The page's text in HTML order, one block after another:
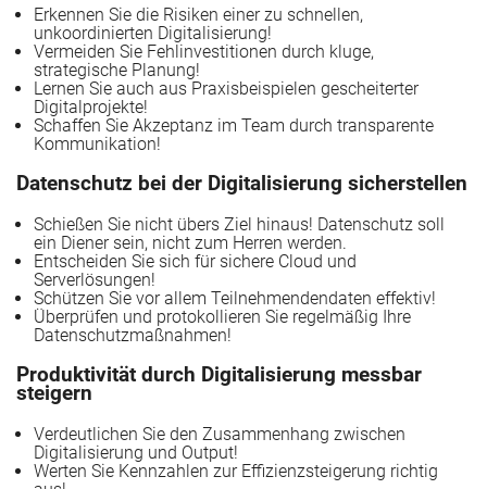
Unternehmen
Erkennen Sie die Risiken einer zu schnellen,
unkoordinierten Digitalisierung!
Vermeiden Sie Fehlinvestitionen durch kluge,
strategische Planung!
Lernen Sie auch aus Praxisbeispielen gescheiterter
Digitalprojekte!
Schaffen Sie Akzeptanz im Team durch transparente
Kommunikation!
Datenschutz bei der Digitalisierung sicherstellen
Schießen Sie nicht übers Ziel hinaus! Datenschutz soll
ein Diener sein, nicht zum Herren werden.
Entscheiden Sie sich für sichere Cloud und
Serverlösungen!
Schützen Sie vor allem Teilnehmendendaten effektiv!
Überprüfen und protokollieren Sie regelmäßig Ihre
Datenschutzmaßnahmen!
Produktivität durch Digitalisierung messbar
steigern
Verdeutlichen Sie den Zusammenhang zwischen
Digitalisierung und Output!
Werten Sie Kennzahlen zur Effizienzsteigerung richtig